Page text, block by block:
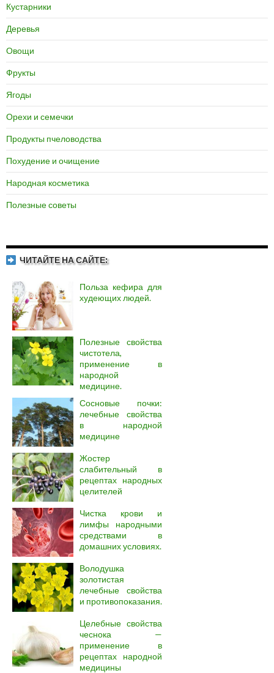
Кустарники
Деревья
Овощи
Фрукты
Ягоды
Орехи и семечки
Продукты пчеловодства
Похудение и очищение
Народная косметика
Полезные советы
ЧИТАЙТЕ НА САЙТЕ:
Польза кефира для
худеющих людей.
Полезные свойства
чистотела,
применение в
народной
медицине.
Сосновые почки:
лечебные свойства
в народной
медицине
Жостер
слабительный в
рецептах народных
целителей
Чистка крови и
лимфы народными
средствами в
домашних условиях.
Володушка
золотистая
лечебные свойства
и противопоказания.
Целебные свойства
чеснока —
применение в
рецептах народной
медицины